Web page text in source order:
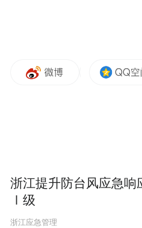
具体分子机制；阐明
射对癌症早期事件发
物标志物；揭示分子
不同手性氨基酸成肽过
浙江提升防台风应急响
Ⅰ级
浙江应急管理